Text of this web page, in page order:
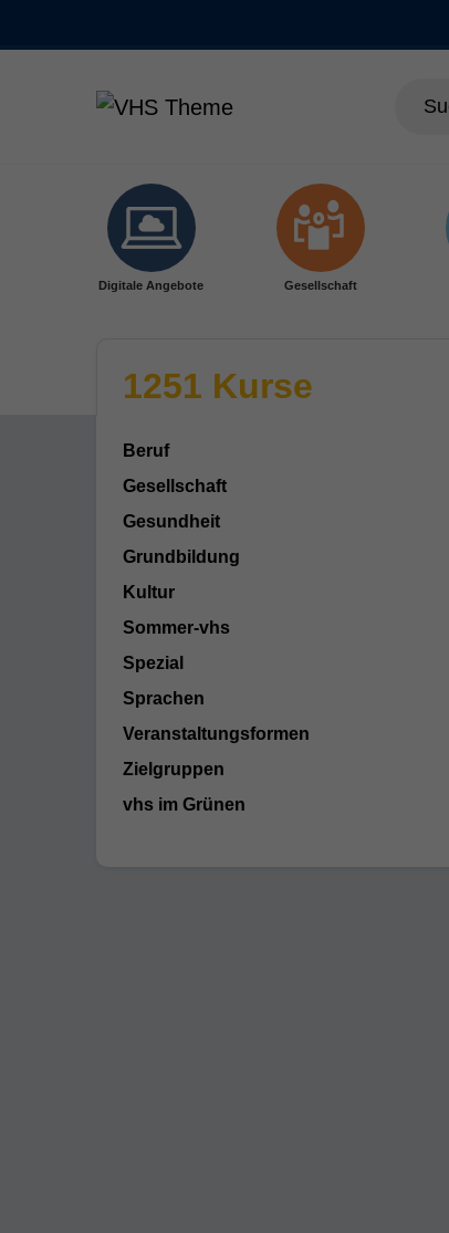
Digitale Angebote Gesellschaft
1251 Kurse
Beruf
Gesellschaft
Gesundheit
Grundbildung
Kultur
Sommer-vhs
Spezial
Sprachen
Veranstaltungsformen
Zielgruppen
vhs im Grünen